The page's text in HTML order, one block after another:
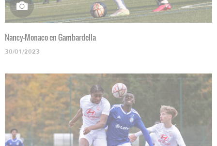
Nancy-Monaco en Gambardella
30/01/2023